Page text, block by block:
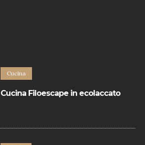
Cucina
Cucina Filoescape in ecolaccato
sono realizzate con materiali eccellenti.